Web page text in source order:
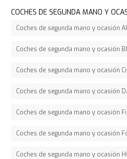
COCHES DE SEGUNDA MANO Y
Coches de segunda mano y ocasión
Coches de segunda mano y ocasión
Coches de segunda mano y ocasión
Coches de segunda mano y ocasión
Coches de segunda mano y ocasión
Coches de segunda mano y ocasión
Coches de segunda mano y ocasión